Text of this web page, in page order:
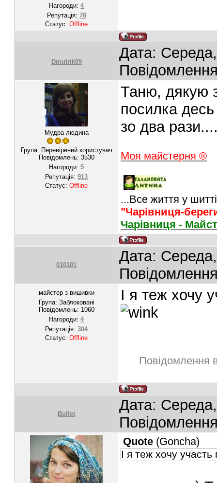
Нагороди:4
Репутація: 78
Статус:Offline
Dmutrik09
Дата:
Мудра людина
Група: Перевірений користувач
Повідомлень: 3530
Нагороди:5
Репутація:913
Статус:Offline
Таню, дякую
посилка
зо два
Моя майстерня ®
...Все життя у
"Чарівниця-
Чарівниця -
010101
Дата:
майстер з вишивки
Група: Заблоковані
Повідомлень: 1060
Нагороди:4
Репутація:304
Статус:Offline
І я теж хочу
Повідомлення
Bullet
Дата:
Quote (Goncha)
І я теж хочу участь